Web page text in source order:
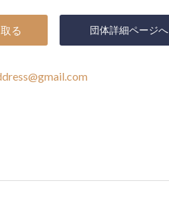
る 団体詳細ページへ